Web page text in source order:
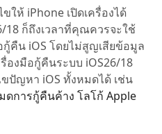
ห้ iPhone เปิดเครื่องได้
18 ก็ถึงเวลาที่คุณควรจะใช้
กู้คืน iOS โดยไม่สูญเสียข้อมูล
องมือกู้คืนระบบ iOS26/18
ปัญหา iOS ทั้งหมดได้ เช่น
ดการกู้คืนค้าง โลโก้ Apple